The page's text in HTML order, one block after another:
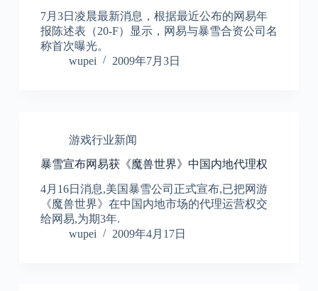
7月3日凌晨最新消息，根据最近公布的网易年
报陈述表（20-F）显示，网易与暴雪合资公司名
称首次曝光。
wupei
2009年7月3日
游戏行业新闻
暴雪宣布网易获《魔兽世界》中国内地代理权
4月16日消息,美国暴雪公司正式宣布,已把网游
《魔兽世界》在中国内地市场的代理运营权交
给网易,为期3年.
wupei
2009年4月17日